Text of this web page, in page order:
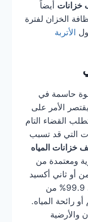
خزانات أيضاً
الخزان لفترة
الأتربة
حاسمة في
الأمر على
القضاء التام
التي قد تسبب
خزانات المياه
ومعتمدة من
أو ثاني أكسيد
الكلور، والتي تضمن القضاء على 99.9% من
رائحة المياه.
والأرضية